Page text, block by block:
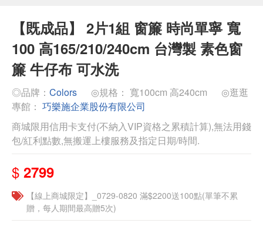
【既成品】 2片1組 窗簾 時尚單寧 寬
100 高165/210/240cm 台灣製 素色窗
簾 牛仔布 可水洗
◎品牌： Colors ◎規格： 寬100cm 高240cm
◎逛逛
專館： 巧樂施企業股份有限公司
商城限用信用卡支付(不納入VIP資格之累積計算),無法用錢
包/紅利點數,無搬運上樓服務及指定日期/時間.
$ 2799
【線上商城限定】_0729-0820 滿$2200送100點(單筆不累
贈，每人期間最高贈5次)